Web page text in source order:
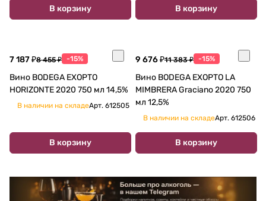
В корзину В корзину
7 187 ₽8 455 ₽ -15%
Вино BODEGA EXOPTO
HORIZONTE 2020 750 мл 14,5%
В наличии на складеАрт. 612505
В корзину
9 676 ₽11 383 ₽ -15%
Вино BODEGA EXOPTO LA
MIMBRERA Graciano 2020 750
мл 12,5%
В наличии на складеАрт. 612506
В корзину